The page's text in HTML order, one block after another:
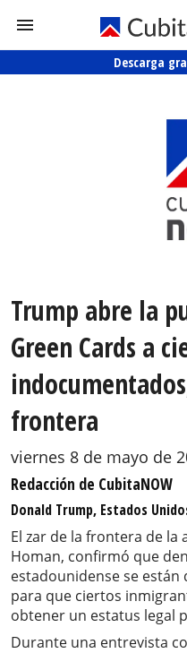
Descarga
Trump abre la
Green Cards a
frontera
viernes 8 de mayo de
Redacción de CubitaNOW
Donald Trump, Estados
El zar de la frontera de
Homan, confirmó que
estadounidense se
para que ciertos
obtener un estatus legal
Durante una entrevista